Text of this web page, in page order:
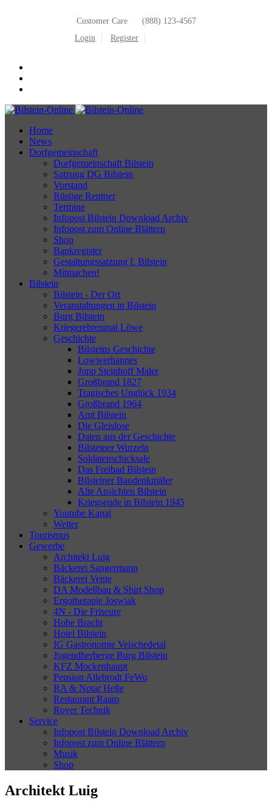
Customer Care
(888) 123-4567
Login
Register
Home
News
Dorfgemeinschaft
Dorfgemeinschaft Bilstein
Satzung DG Bilstein
Vorstand
Rüstige Rentner
Termine
Infopost Bilstein Download Archiv
Infopost zum Online Blättern
Shop
Bankregister
Gestaltungssatzung f. Bilstein
Mitmachen!
Bilstein
Bilstein - Der Ort
Veranstaltungen in Bilstein
Burg Bilstein
Kriegerehrenmal Löwe
Geschichte
Bilsteins Geschichte
Lowwerhannes
Jupp Steinhoff Maler
Großbrand 1827
Tragisches Unglück 1934
Großbrand 1964
Amt Bilstein
Die Gleislose
Daten aus der Geschichte
Bilsteiner Wurzeln
Soldatenschicksale
Das Freibad Bilstein
Bilsteiner Baudenkmäler
Alte Ansichten Bilstein
Kriegsende in Bilstein 1945
Youtube Kanal
Wetter
Tourismus
Gewerbe
Architekt Luig
Bäckerei Sangermann
Bäckerei Vente
DA Modellbau & Shirt Shop
Ergotherapie Joswiak
4N - Die Friseure
Hohe Bracht
Hotel Bilstein
IG Gastronomie Veischedetal
Jugendherberge Burg Bilstein
KFZ Mockenhaupt
Pension Allebrodt FeWo
RA & Notar Heße
Restaurant Raam
Rover Technik
Service
Infopost Bilstein Download Archiv
Infopost zum Online Blättern
Musik
Shop
Architekt Luig